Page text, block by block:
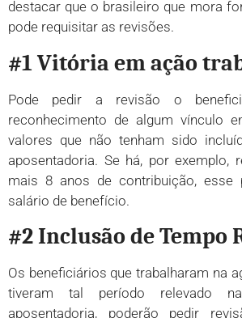
destacar que o brasileiro que mora
pode requisitar as revisões.
#1 Vitória em ação
Pode pedir a revisão o
reconhecimento de algum vínculo
valores que não tenham sido
aposentadoria. Se há, por exemplo,
mais 8 anos de contribuição, esse
salário de benefício.
#2 Inclusão de Tempo
Os beneficiários que trabalharam na
tiveram tal período relevado
aposentadoria, poderão pedir